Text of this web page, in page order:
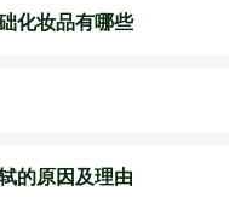
化妆品有哪些
的原因及理由